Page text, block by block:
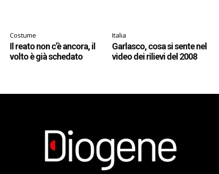
Costume
Il reato non c’è ancora, il
volto è già schedato
Italia
Garlasco, cosa si sente nel
video dei rilievi del 2008